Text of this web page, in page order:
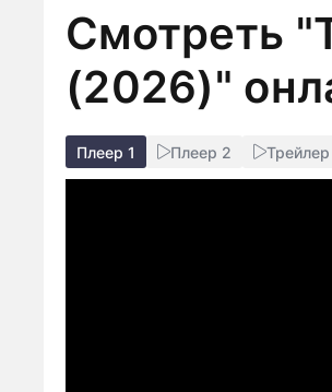
Смотреть
(2026)"
Плеер 1 Плеер 2 Трейлер